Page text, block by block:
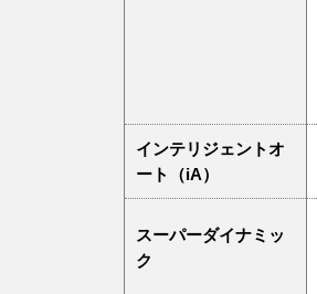
インテリジェントオ
ート（iA）
スーパーダイナミッ
ク